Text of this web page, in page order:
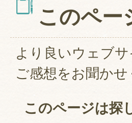
このペ
より良いウェブ
ご感想をお聞かせ
このページは探